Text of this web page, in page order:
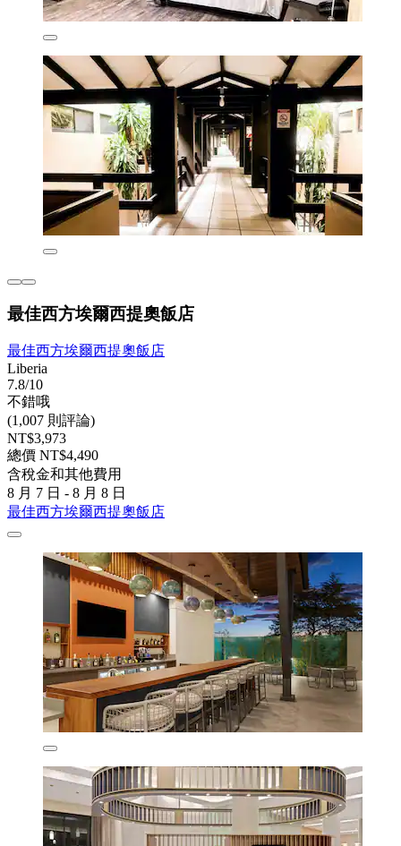
最佳西方埃爾西提奧飯店
最佳西方埃爾西提奧飯店
Liberia
7.8/10
不錯哦
(1,007 則評論)
NT$3,973
總價 NT$4,490
含稅金和其他費用
8 月 7 日 - 8 月 8 日
最佳西方埃爾西提奧飯店